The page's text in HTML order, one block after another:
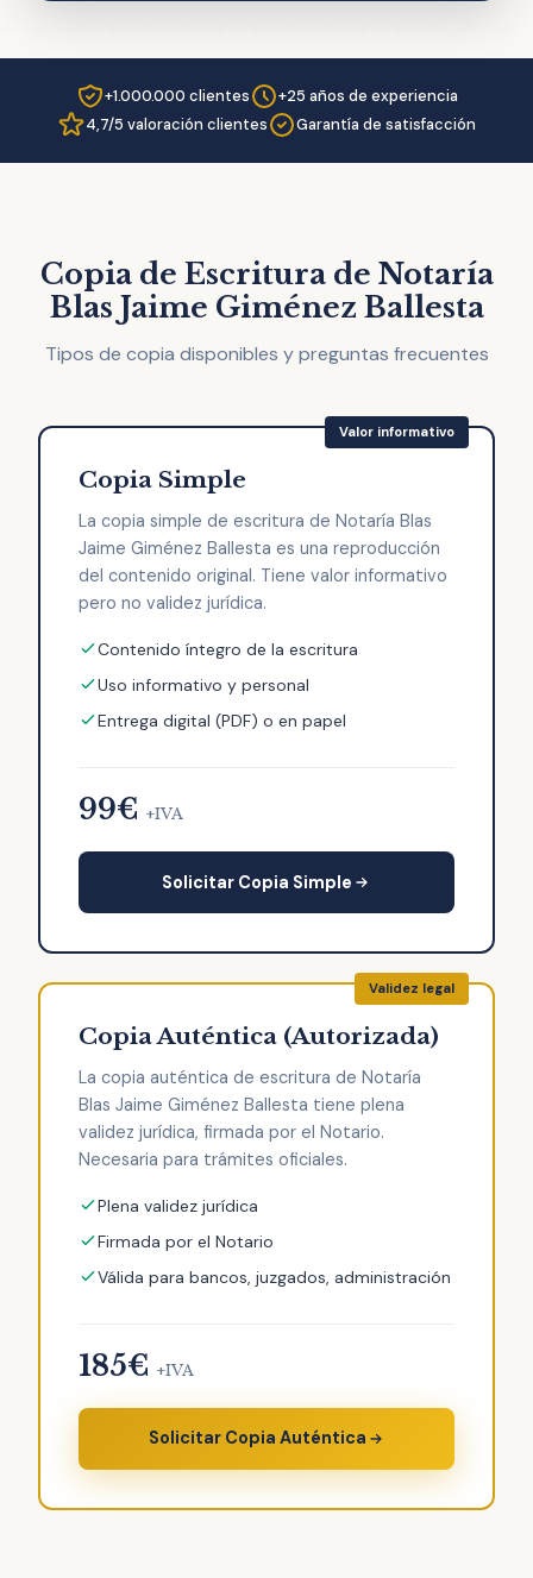
+1.000.000 clientes
+25 años de experiencia
4,7/5 valoración clientes
Garantía de satisfacción
Copia de Escritura de Notaría
Blas Jaime Giménez Ballesta
Tipos de copia disponibles y preguntas frecuentes
Copia Simple
La copia simple de escritura de Notaría Blas
Jaime Giménez Ballesta es una reproducción
del contenido original. Tiene valor informativo
pero no validez jurídica.
Contenido íntegro de la escritura
Uso informativo y personal
Entrega digital (PDF) o en papel
99€ +IVA
Solicitar Copia Simple
Copia Auténtica (Autorizada)
La copia auténtica de escritura de Notaría
Blas Jaime Giménez Ballesta tiene plena
validez jurídica, firmada por el Notario.
Necesaria para trámites oficiales.
Plena validez jurídica
Firmada por el Notario
Válida para bancos, juzgados, administración
185€ +IVA
Solicitar Copia Auténtica